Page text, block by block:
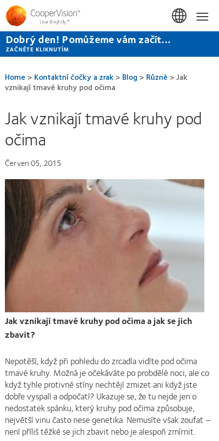
Přejít
hlavnímu
obsahu
Dobrý den! Pomůžeme vám začít...
ZAČNĚTE KLIKNUTÍM
Home > Kontaktní čočky a zrak > Blog > Různé > Jak
vznikají tmavé kruhy pod očima
Jak vznikají tmavé kruhy pod
očima
Červen 05, 2015
Jak vznikají tmavé kruhy pod očima a jak se jich
zbavit?
Nepotěší, když při pohledu do zrcadla vidíte pod očima
tmavé kruhy. Možná je očekáváte po probdělé noci, ale co
když tyhle protivné stíny nechtějí zmizet ani když jste
dobře vyspalí a odpočatí? Ukazuje se, že tu nejde jen o
nedostatek spánku, který kruhy pod očima způsobuje,
největší vinu často nese genetika. Nemusíte však zoufat –
není příliš těžké se jich zbavit nebo je alespoň zmírnit.